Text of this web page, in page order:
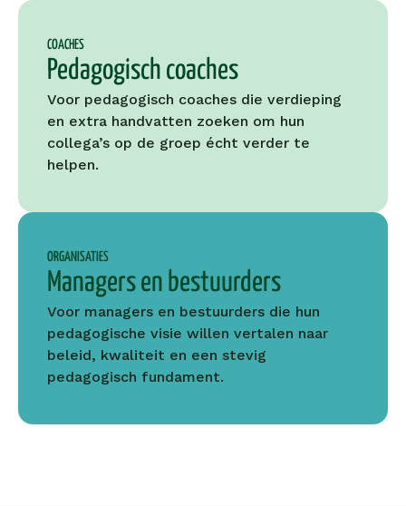
COACHES
Pedagogisch coaches
Voor pedagogisch coaches die verdieping
en extra handvatten zoeken om hun
collega’s op de groep écht verder te
helpen.
ORGANISATIES
Managers en bestuurders
Voor managers en bestuurders die hun
pedagogische visie willen vertalen naar
beleid, kwaliteit en een stevig
pedagogisch fundament.